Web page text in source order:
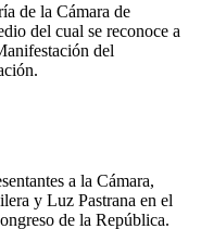
de la Cámara de
del cual se reconoce a
del
a la Cámara,
y Luz Pastrana en el
de la República.